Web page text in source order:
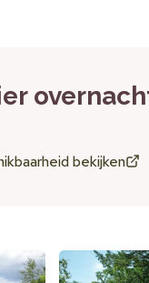
bekijken